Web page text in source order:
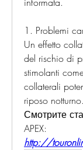
1. Problemi
Un effetto
del rischio di
stimolanti
collaterali
riposo
Смотрите
APEX:
http://